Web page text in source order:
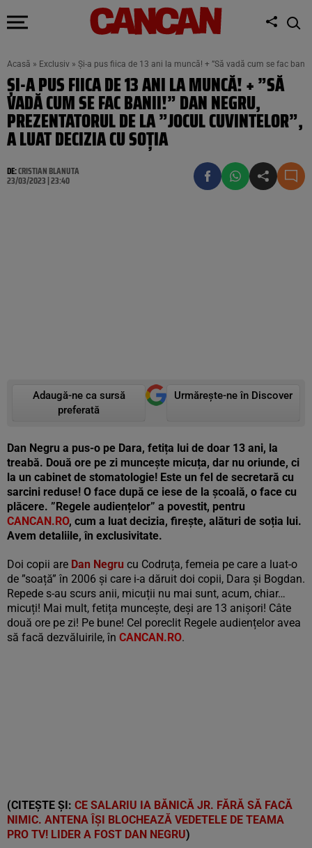
Acasă » Exclusiv » Și-a pus fiica de 13 ani la muncă! + ”Să vadă cum se fac
ȘI-A PUS FIICA DE 13 ANI LA MUNCĂ! + ”SĂ
VADĂ CUM SE FAC BANII!” DAN NEGRU,
PREZENTATORUL DE LA ”JOCUL CUVINTELOR”,
A LUAT DECIZIA CU SOȚIA
DE:CRISTIAN BLANUTA
23/03/2023 | 23:40
Adaugă-ne ca sursă
preferată
Urmărește-ne în Discover
Dan Negru a pus-o pe Dara, fetița lui de doar 13 ani, la
treabă. Două ore pe zi muncește micuța, dar nu oriunde, ci
la un cabinet de stomatologie! Este un fel de secretară cu
sarcini reduse! O face după ce iese de la școală, o face cu
plăcere. ”Regele audiențelor” a povestit, pentru
CANCAN.RO, cum a luat decizia, firește, alături de soția lui.
Avem detaliile, în exclusivitate.
Doi copii are Dan Negru cu Codruța, femeia pe care a luat-o
de ”soață” în 2006 și care i-a dăruit doi copii, Dara și Bogdan.
Repede s-au scurs anii, micuții nu mai sunt, acum, chiar…
micuți! Mai mult, fetița muncește, deși are 13 anișori! Câte
două ore pe zi! Pe bune! Cel poreclit Regele audiențelor avea
să facă dezvăluirile, în CANCAN.RO.
(CITEȘTE ȘI: CE SALARIU IA BĂNICĂ JR. FĂRĂ SĂ FACĂ
NIMIC. ANTENA ÎȘI BLOCHEAZĂ VEDETELE DE TEAMA
PRO TV! LIDER A FOST DAN NEGRU)